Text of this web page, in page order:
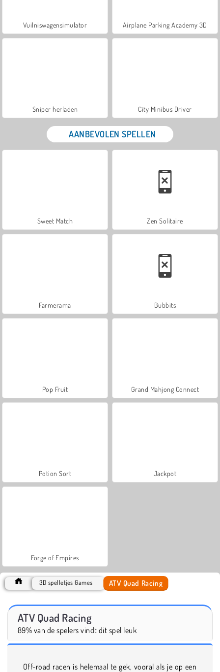
Vuilniswagensimulator Airplane Parking Academy 3D
Sniper herladen City Minibus Driver
AANBEVOLEN SPELLEN
Sweet Match Zen Solitaire
Farmerama Bubbits
Pop Fruit Grand Mahjong Connect
Potion Sort Jackpot
Forge of Empires
3D spelletjes Games ATV Quad Racing
ATV Quad Racing
89% van de spelers vindt dit spel leuk
Off-road racen is helemaal te gek, vooral als je op een